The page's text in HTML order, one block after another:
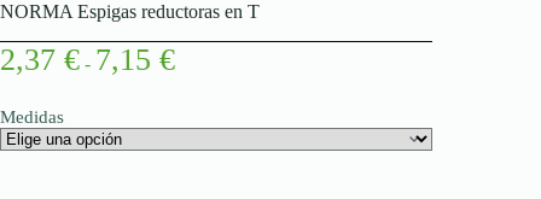
NORMA Espigas reductoras en T
2,37 € - 7,15 €Rango
de
Medidas